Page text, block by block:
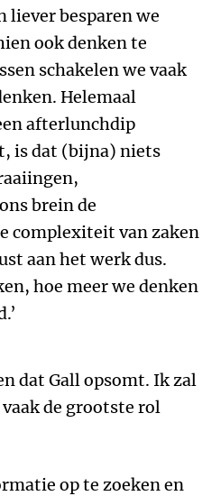
liever besparen we
ook denken te
schakelen we vaak
Helemaal
afterlunchdip
is dat (bijna) niets
brein de
complexiteit van zaken
aan het werk dus.
hoe meer we denken
dat Gall opsomt. Ik zal
de grootste rol
op te zoeken en